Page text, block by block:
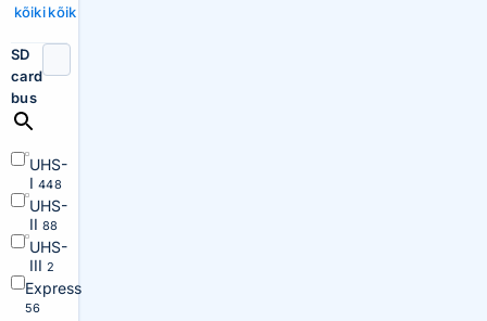
kõikikõik
SD
card
bus
UHS-
I 448
UHS-
II 88
UHS-
III 2
Express
56